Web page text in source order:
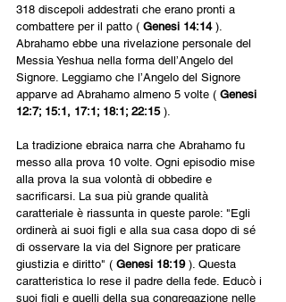
318 discepoli addestrati che erano pronti a
combattere per il patto ( Genesi 14:14 ).
Abrahamo ebbe una rivelazione personale del
Messia Yeshua nella forma dell’Angelo del
Signore. Leggiamo che l’Angelo del Signore
apparve ad Abrahamo almeno 5 volte ( Genesi
12:7; 15:1, 17:1; 18:1; 22:15 ).
La tradizione ebraica narra che Abrahamo fu
messo alla prova 10 volte. Ogni episodio mise
alla prova la sua volontà di obbedire e
sacrificarsi. La sua più grande qualità
caratteriale è riassunta in queste parole: "Egli
ordinerà ai suoi figli e alla sua casa dopo di sé
di osservare la via del Signore per praticare
giustizia e diritto" ( Genesi 18:19 ). Questa
caratteristica lo rese il padre della fede. Educò i
suoi figli e quelli della sua congregazione nelle